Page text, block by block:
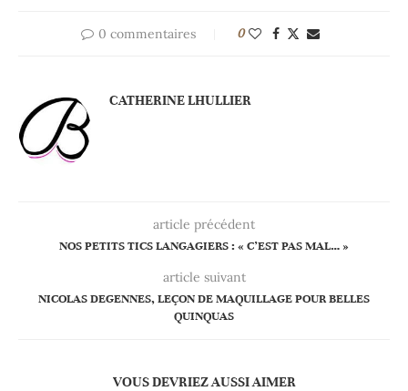
0 commentaires 0
CATHERINE LHULLIER
article précédent
NOS PETITS TICS LANGAGIERS : « C’EST PAS MAL… »
article suivant
NICOLAS DEGENNES, LEÇON DE MAQUILLAGE POUR BELLES
QUINQUAS
VOUS DEVRIEZ AUSSI AIMER